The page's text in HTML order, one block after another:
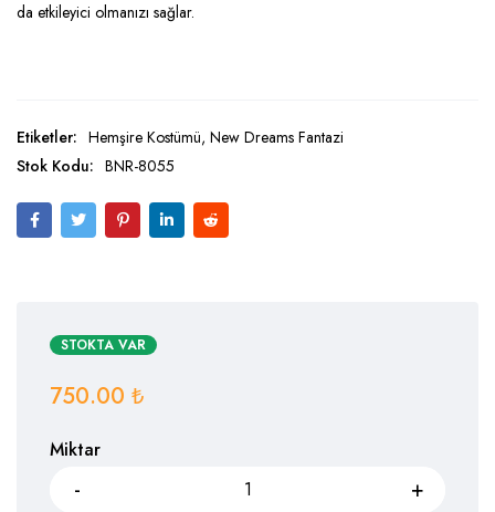
da etkileyici olmanızı sağlar.
STOKTA VAR
750.00 ₺
Miktar
Etiketler: Hemşire Kostümü, New Dreams Fantazi
Stok Kodu: BNR-8055